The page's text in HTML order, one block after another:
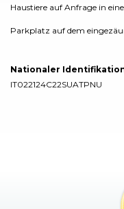
Haustiere auf Anfrage in
Parkplatz auf dem
Nationaler
IT022124C22SUATPNU